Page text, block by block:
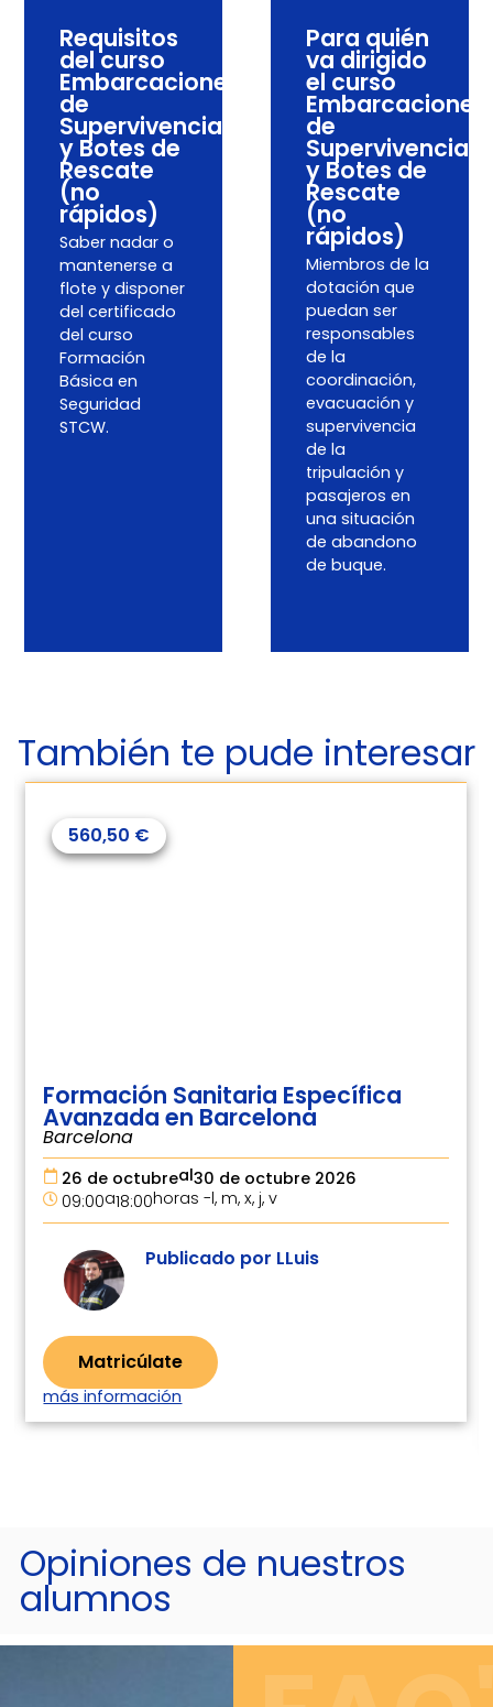
Requisitos
del curso
Embarcaciones
de
Supervivencia
y Botes de
Rescate
(no
rápidos)
Saber nadar o
mantenerse a
flote y disponer
del certificado
del curso
Formación
Básica en
Seguridad
STCW.
Para quién
va dirigido
el curso
Embarcaciones
de
Supervivencia
y Botes de
Rescate
(no
rápidos)
Miembros de la
dotación que
puedan ser
responsables
de la
coordinación,
evacuación y
supervivencia
de la
tripulación y
pasajeros en
una situación
de abandono
de buque.
También te pude interesar
560,50 €
Formación Sanitaria Específica
Avanzada en Barcelona
Barcelona
09:00a18:00horas -l, m, x, j, v
26 de octubreal30 de octubre 2026
Publicado por LLuis
Matricúlate
más información
Opiniones de nuestros
alumnos